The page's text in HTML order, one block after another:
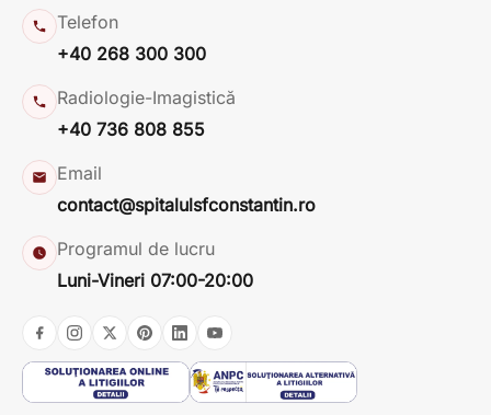
Telefon
+40 268 300 300
Radiologie-Imagistică
+40 736 808 855
Email
contact@spitalulsfconstantin.ro
Programul de lucru
Luni-Vineri 07:00-20:00